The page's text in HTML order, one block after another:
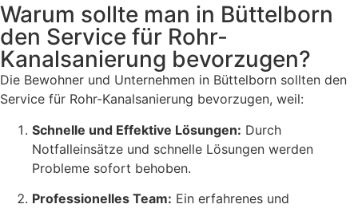
Warum sollte man in Büttelborn
den Service für Rohr-
Kanalsanierung bevorzugen?
Die Bewohner und Unternehmen in Büttelborn sollten den
Service für Rohr-Kanalsanierung bevorzugen, weil:
Schnelle und Effektive Lösungen: Durch
Notfalleinsätze und schnelle Lösungen werden
Probleme sofort behoben.
Professionelles Team: Ein erfahrenes und